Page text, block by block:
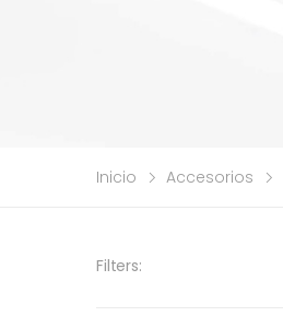
Inicio Accesorios
Filters: